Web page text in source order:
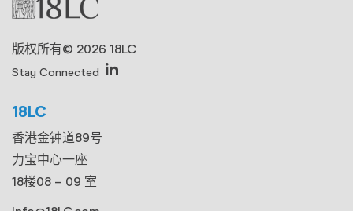
版权所有© 2026 18LC
Stay Connected
18LC
香港金钟道89号
力宝中心一座
18楼08 – 09 室